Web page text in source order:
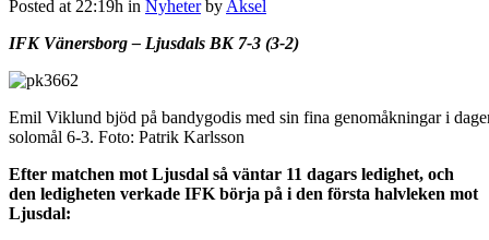
Posted at 22:19h in Nyheter by Aksel
IFK Vänersborg – Ljusdals BK 7-3 (3-2)
Emil Viklund bjöd på bandygodis med sin fina genomåkningar i
solomål 6-3. Foto: Patrik Karlsson
Efter matchen mot Ljusdal så väntar 11 dagars ledighet, och
den ledigheten verkade IFK börja på i den första halvleken mot
Ljusdal: